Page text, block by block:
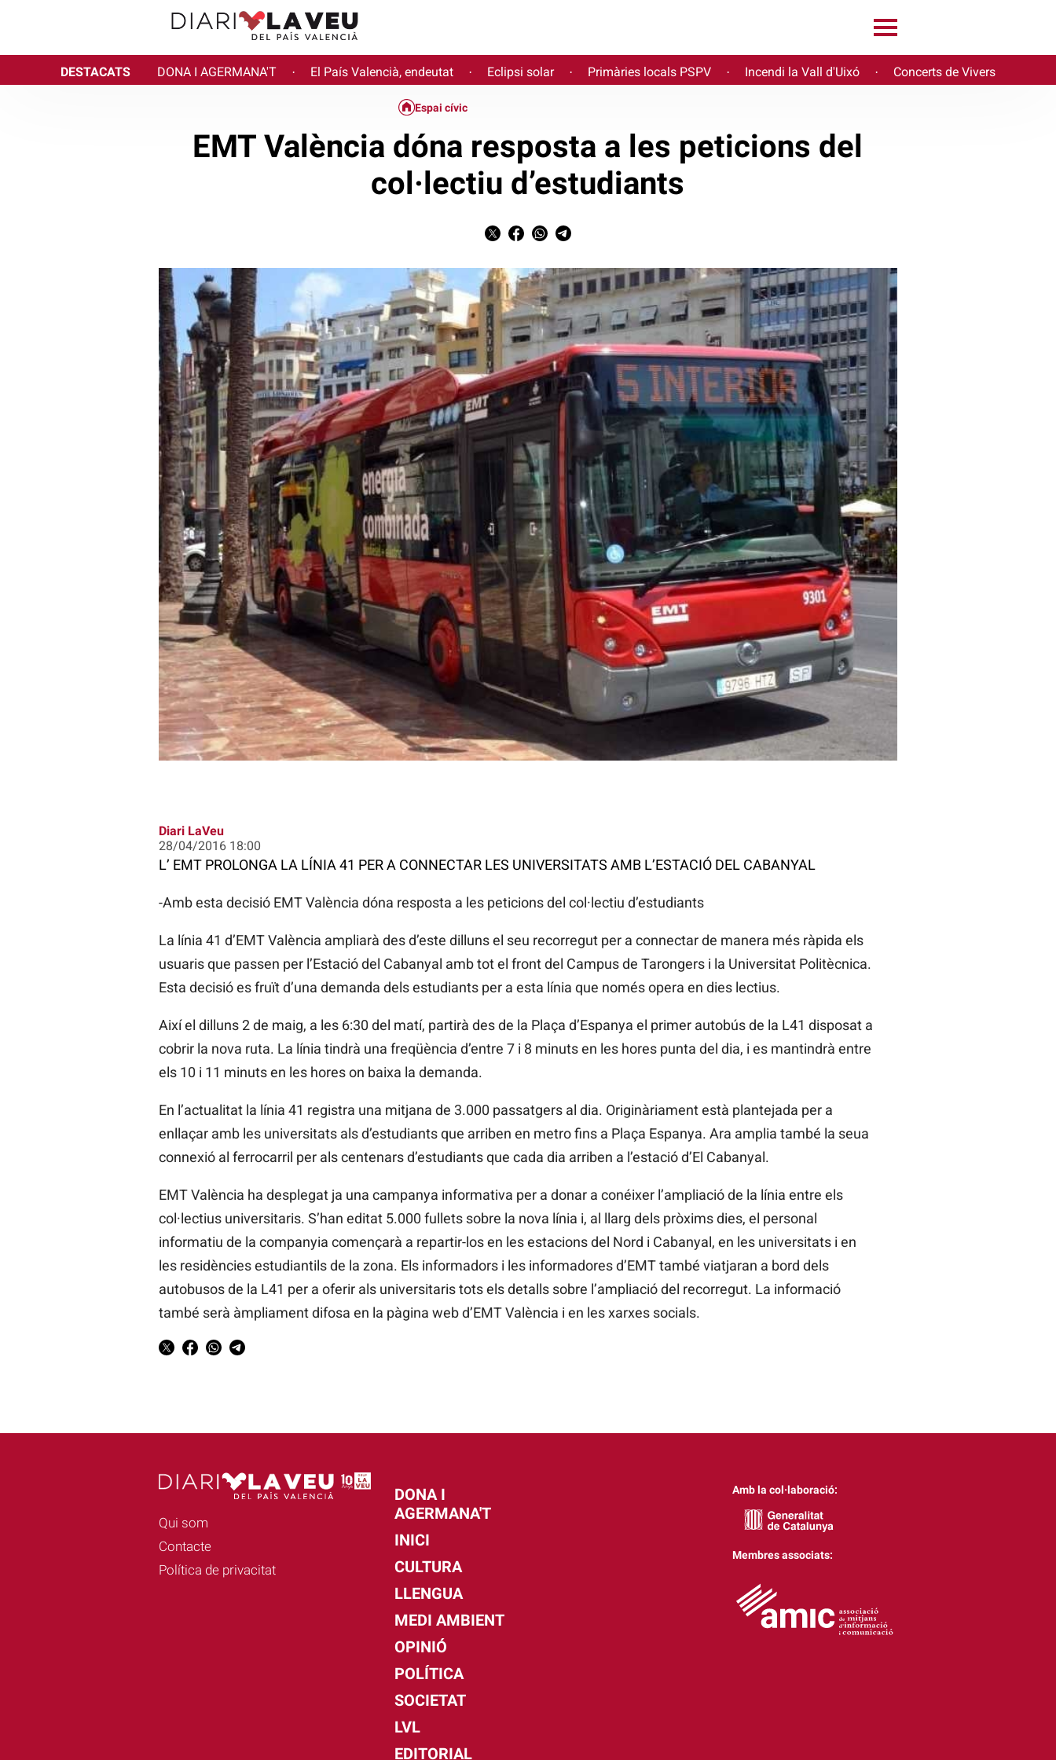
DESTACATS DONA I AGERMANA'T · El País Valencià, endeutat · Eclipsi solar · Primàries locals PSPV · Incendi la Vall d'Uixó · Concerts de Vivers
Espai cívic
EMT València dóna resposta a les peticions del
col·lectiu d’estudiants
Diari LaVeu
28/04/2016 18:00
L’ EMT PROLONGA LA LÍNIA 41 PER A CONNECTAR LES UNIVERSITATS AMB L’ESTACIÓ DEL CABANYAL
-Amb esta decisió EMT València dóna resposta a les peticions del col·lectiu d’estudiants
La línia 41 d’EMT València ampliarà des d’este dilluns el seu recorregut per a connectar de manera més ràpida els
usuaris que passen per l’Estació del Cabanyal amb tot el front del Campus de Tarongers i la Universitat Politècnica.
Esta decisió es fruït d’una demanda dels estudiants per a esta línia que només opera en dies lectius.
Així el dilluns 2 de maig, a les 6:30 del matí, partirà des de la Plaça d’Espanya el primer autobús de la L41 disposat a
cobrir la nova ruta. La línia tindrà una freqüència d’entre 7 i 8 minuts en les hores punta del dia, i es mantindrà entre
els 10 i 11 minuts en les hores on baixa la demanda.
En l’actualitat la línia 41 registra una mitjana de 3.000 passatgers al dia. Originàriament està plantejada per a
enllaçar amb les universitats als d’estudiants que arriben en metro fins a Plaça Espanya. Ara amplia també la seua
connexió al ferrocarril per als centenars d’estudiants que cada dia arriben a l’estació d’El Cabanyal.
EMT València ha desplegat ja una campanya informativa per a donar a conéixer l’ampliació de la línia entre els
col·lectius universitaris. S’han editat 5.000 fullets sobre la nova línia i, al llarg dels pròxims dies, el personal
informatiu de la companyia començarà a repartir-los en les estacions del Nord i Cabanyal, en les universitats i en
les residències estudiantils de la zona. Els informadors i les informadores d’EMT també viatjaran a bord dels
autobusos de la L41 per a oferir als universitaris tots els detalls sobre l’ampliació del recorregut. La informació
també serà àmpliament difosa en la pàgina web d’EMT València i en les xarxes socials.
Qui som
Contacte
Política de privacitat
DONA I
AGERMANA'T
INICI
CULTURA
LLENGUA
MEDI AMBIENT
OPINIÓ
POLÍTICA
SOCIETAT
LVL
EDITORIAL
Amb la col·laboració:
Membres associats: